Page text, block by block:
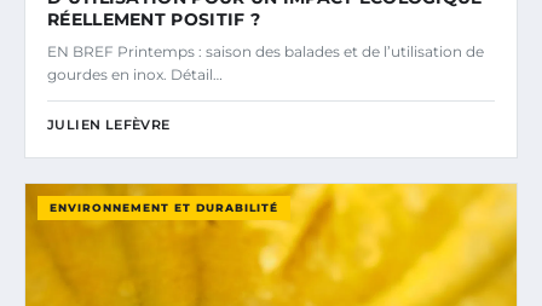
RÉELLEMENT POSITIF ?
EN BREF Printemps : saison des balades et de l’utilisation de
gourdes en inox. Détail…
JULIEN LEFÈVRE
ENVIRONNEMENT ET DURABILITÉ